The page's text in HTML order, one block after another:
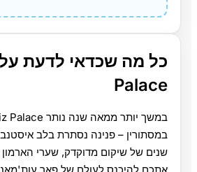
Palace
במסתורין – פנינה נסתרת בלב
שנים של שיקום מדוקדק, שערי הארמון